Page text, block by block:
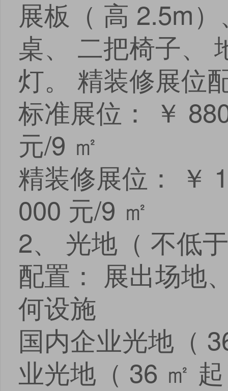
展板（ 高 2.5m
桌、 二把椅子、
灯。 精装修展位
标准展位： ￥
元/9 ㎡
精装修展位： ￥
000 元/9 ㎡
2、 光地（ 不低
配置： 展出场地
何设施
国内企业光地（
业光地（ 36 ㎡